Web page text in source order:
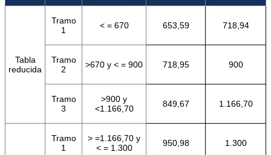
Tabla
reducida
Tramo
1
< = 670 653,59 718,94
Tramo
2
>670 y < = 900 718,95 900
Tramo
3
>900 y
<1.166,70
849,67 1.166,70
Tramo
1
> =1.166,70 y
< = 1.300
950,98 1.300